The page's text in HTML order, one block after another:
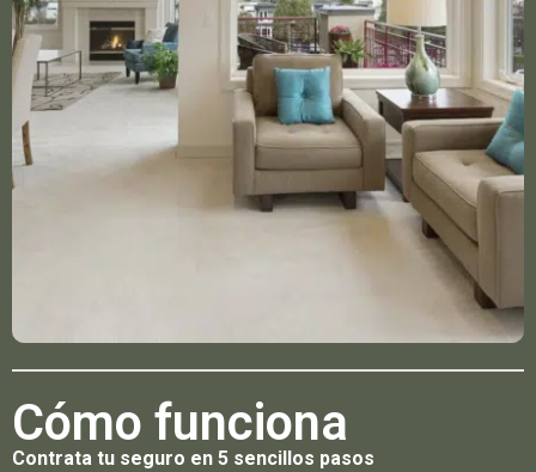
Cómo funciona
Contrata tu seguro en 5 sencillos pasos